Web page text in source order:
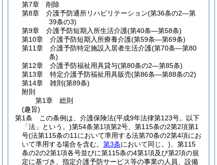
第7章
削除
第8章
介護予防通所リハビリテーション(第36条の2―第
39条の3)
第9章
介護予防短期入所生活介護(第40条―第58条)
第10章
介護予防短期入所療養介護(第59条―第69条)
第11章
介護予防特定施設入居者生活介護(第70条―第80
条)
第12章
介護予防福祉用具貸与(第80条の2―第85条)
第13章
特定介護予防福祉用具販売(第86条―第88条の2)
第14章
雑則 (第89条)
附則
第1章
総則
(趣旨)
第1条
この条例は、介護保険法(平成9年法律第123号。以下
「法」という。)第54条第1項第2号、第115条の2第2項第1
号(法第115条の11において準用する法第70条の2第4項にお
いて準用する場合を含む。 第3条において同じ。) 、第115
条の2の2第1項各号並びに第115条の4第1項及び第2項の規
定に基づき、指定介護予防サービス等の事業の人員、設備